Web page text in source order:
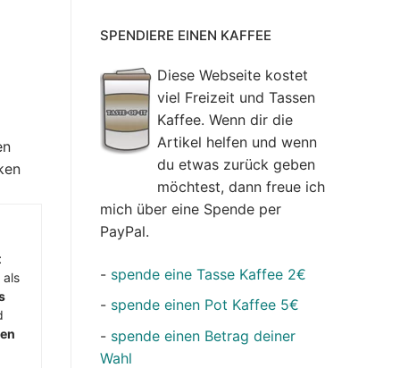
SPENDIERE EINEN KAFFEE
Diese Webseite kostet
viel Freizeit und Tassen
Kaffee. Wenn dir die
Artikel helfen und wenn
du etwas zurück geben
möchtest, dann freue ich
mich über eine Spende per
PayPal.
- spende eine Tasse Kaffee 2€
- spende einen Pot Kaffee 5€
- spende einen Betrag deiner
Wahl